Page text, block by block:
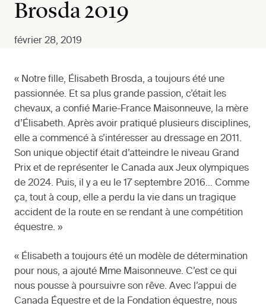
Brosda 2019
février 28, 2019
« Notre fille, Élisabeth Brosda, a toujours été une
passionnée. Et sa plus grande passion, c’était les
chevaux, a confié Marie-France Maisonneuve, la mère
d’Élisabeth. Après avoir pratiqué plusieurs disciplines,
elle a commencé à s’intéresser au dressage en 2011.
Son unique objectif était d’atteindre le niveau Grand
Prix et de représenter le Canada aux Jeux olympiques
de 2024. Puis, il y a eu le 17 septembre 2016… Comme
ça, tout à coup, elle a perdu la vie dans un tragique
accident de la route en se rendant à une compétition
équestre. »
« Élisabeth a toujours été un modèle de détermination
pour nous, a ajouté Mme Maisonneuve. C’est ce qui
nous pousse à poursuivre son rêve. Avec l’appui de
Canada Équestre et de la Fondation équestre, nous